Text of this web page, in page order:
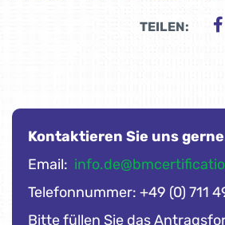
TEILEN:
Kontaktieren Sie uns
Email:
Telefonnummer: +49 (0) 711
Bitte füllen Sie das